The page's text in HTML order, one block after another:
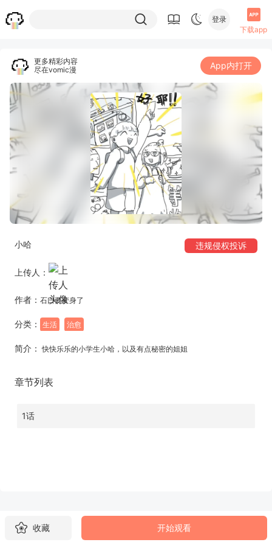
登录
下载app
更多精彩内容
尽在vomic漫
App内打开
小哈 违规侵权投诉
上传人：
作者： 石口要变身了
分类： 生活 治愈
简介： 快快乐乐的小学生小哈，以及有点秘密的姐姐
章节列表
1话
收藏 开始观看